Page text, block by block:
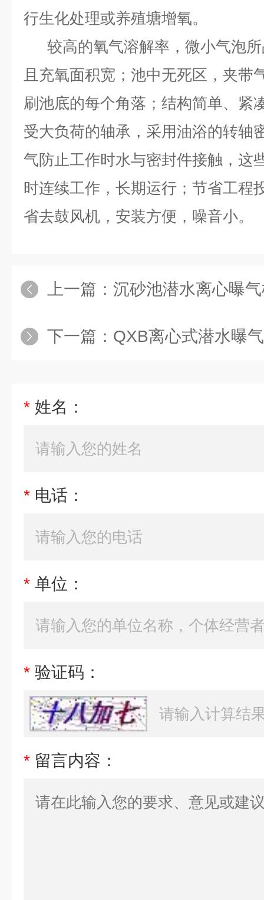
行生化处理或养殖塘增氧。
较高的氧气溶解率，微小气泡
且充氧面积宽；池中无死区，夹带
刷池底的每个角落；结构简单、紧
受大负荷的轴承，采用油浴的转轴
气防止工作时水与密封件接触，这
时连续工作，长期运行；节省工程
省去鼓风机，安装方便，噪音小。
上一篇： 沉砂池潜水离心曝
下一篇： QXB离心式潜水曝
* 姓名：
* 电话：
* 单位：
* 验证码：
* 留言内容：